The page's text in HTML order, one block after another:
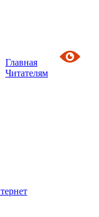
Главная
Читателям